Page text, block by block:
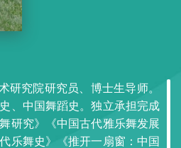
研究院研究员、博士生导师。
、中国舞蹈史。独立承担完成
研究》《中国古代雅乐舞发展
乐舞史》《推开一扇窗：中国